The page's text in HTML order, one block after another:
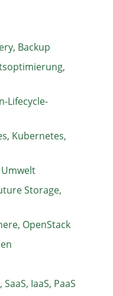
Backup
Lifecycle-
Kubernetes,
Umwelt
Storage,
OpenStack
IaaS, PaaS